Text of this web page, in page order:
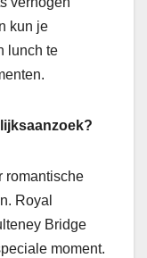
kun je
lunch te
romantische
Royal
Bridge
moment.